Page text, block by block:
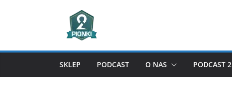
SKLEP PODCAST O NAS PODCAST